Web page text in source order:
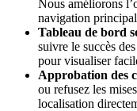
Nous améliorons
navigation
Tableau de bord
suivre le succès
pour visualiser
Approbation des
ou refusez les
localisation